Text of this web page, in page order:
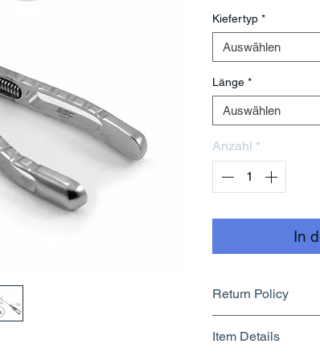
Kiefertyp *
Auswählen
Länge *
Auswählen
Anzahl *
In
Return Policy
Know More
Item Details